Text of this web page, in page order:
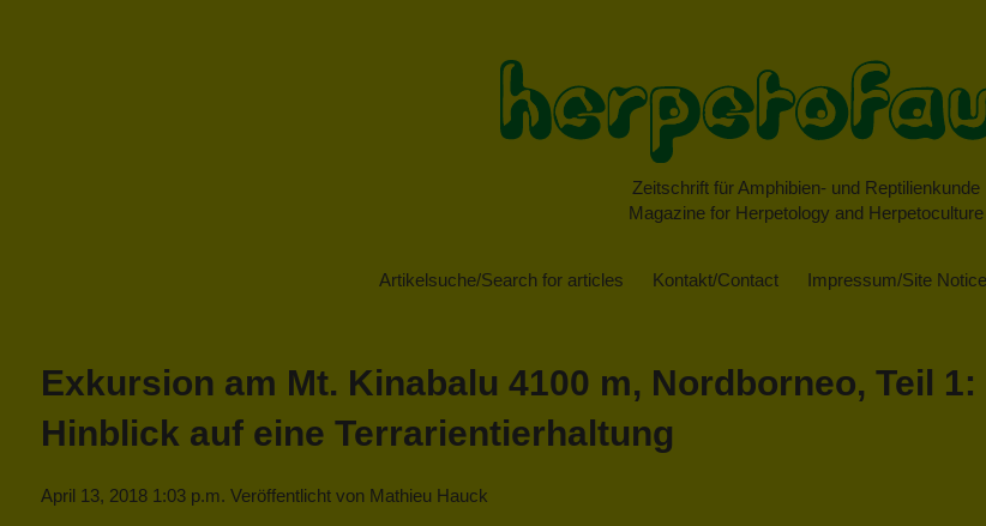
Zeitschrift für Amphibien- und Reptilienkunde
Magazine for Herpetology and Herpetoculture
Artikelsuche/Search for articles Kontakt/Contact Impressum/Site Notice
Exkursion am Mt. Kinabalu 4100 m, Nordborneo, Teil
Hinblick auf eine Terrarientierhaltung
April 13, 2018 1:03 p.m. Veröffentlicht von Mathieu Hauck